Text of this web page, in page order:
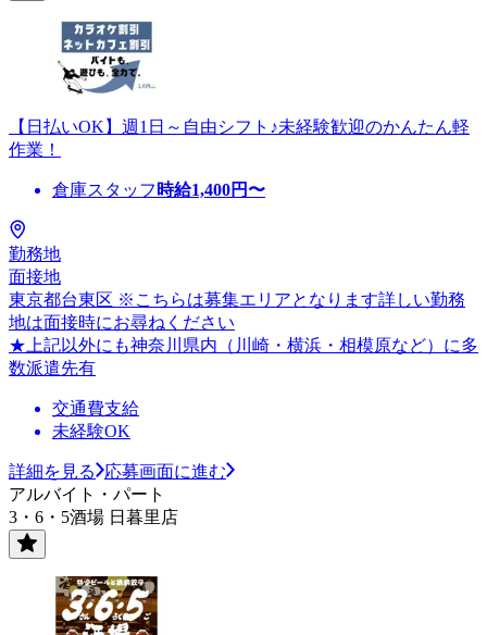
【日払いOK】週1日～自由シフト♪未経験歓迎のかんたん軽
作業！
倉庫スタッフ 時給1,400円〜
勤務地
面接地
東京都台東区 ※こちらは募集エリアとなります詳しい勤務
地は面接時にお尋ねください
★上記以外にも神奈川県内（川崎・横浜・相模原など）に多
数派遣先有
交通費支給
未経験OK
詳細を見る
応募画面に進む
アルバイト・パート
3・6・5酒場 日暮里店